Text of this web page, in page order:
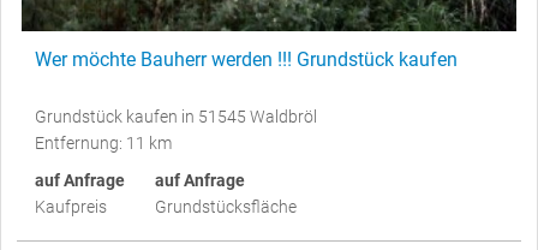
Wer möchte Bauherr werden !!! Grundstück kaufen
Grundstück kaufen in 51545 Waldbröl
Entfernung: 11 km
auf Anfrage
Kaufpreis
auf Anfrage
Grundstücksfläche